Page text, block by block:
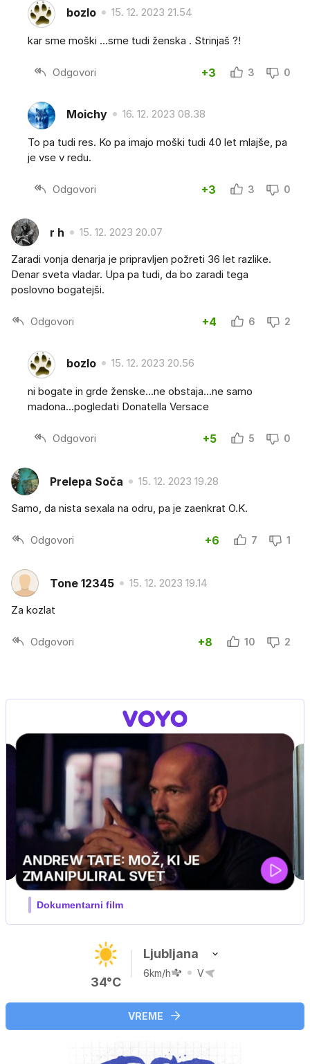
bozlo 15. 12. 2023 21.54
kar sme moški ...sme tudi ženska . Strinjaš ?!
Odgovori +3 3 0
Moichy 16. 12. 2023 08.38
To pa tudi res. Ko pa imajo moški tudi 40 let mlajše, pa
je vse v redu.
Odgovori +3 3 0
r h 15. 12. 2023 20.07
Zaradi vonja denarja je pripravljen požreti 36 let razlike.
Denar sveta vladar. Upa pa tudi, da bo zaradi tega
poslovno bogatejši.
Odgovori +4 6 2
bozlo 15. 12. 2023 20.56
ni bogate in grde ženske...ne obstaja...ne samo
madona...pogledati Donatella Versace
Odgovori +5 5 0
Prelepa Soča 15. 12. 2023 19.28
Samo, da nista sexala na odru, pa je zaenkrat O.K.
Odgovori +6 7 1
Tone 12345 15. 12. 2023 19.14
Za kozlat
Odgovori +8 10 2
34°C
Ljubljana
6km/h V
VREME